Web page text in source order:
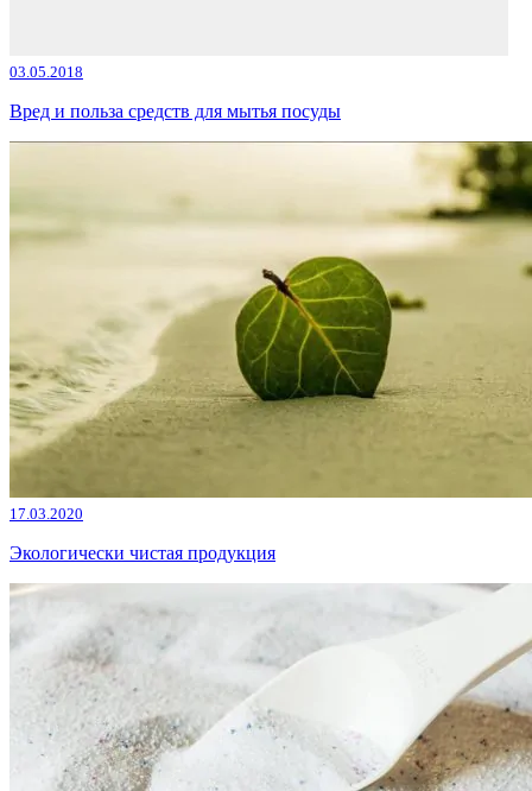
03.05.2018
Вред и польза средств для мытья посуды
17.03.2020
Экологически чистая продукция